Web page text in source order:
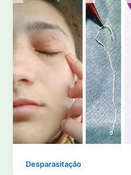
Desparasitação